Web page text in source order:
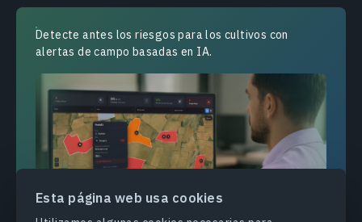
Esta página web usa cookies
Detecte antes los riesgos para los cultivos con
alertas de campo basadas en IA.